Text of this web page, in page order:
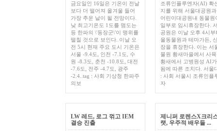
금요일인 16일은 기온이 전날
보다 더 떨어져 올겨울 들어
가장 추운 날이 될 전망이다.
낮 최고기온도 1도를 맴도는
등 한파의 \'동장군\'이 맹위를
떨칠 것으로 보인다. 이날 오
전 5시 현재 주요 도시 기온은
서울 -9.4도, 인천 -7.1도, 수
원 -8.3도, 춘천 -10.8도, 대전
-7.6도, 전주 -4.7도, 광주
-2.4..tag : 사회 기상청 한파주
의보
조류인플루엔자(AI) 확
지를 위해 서울대공원
어린이대공원내 동물원
일부로 임시휴장한다.
공원은 이날 오후 4시부
울동물원과 테마가든,
장을 휴장한다. 이는 서
물원 황새마을에서 사
황새에서 고병원성 AI
됨에 따른 조치다. 서울
: 사회 서울시 조류인플
자
LW 레드, 로그 꺾고 IEM
결승 진출
제니퍼 로렌스X크리
랫, 우주적 배우들 ...